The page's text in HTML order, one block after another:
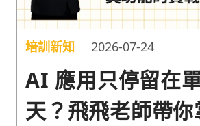
培訓新知 2026-07-24
AI 應用只停留在
天？飛飛老師帶你